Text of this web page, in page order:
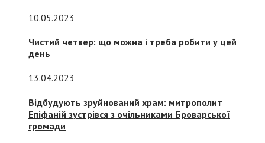
10.05.2023
Чистий четвер: що можна і треба робити у цей
день
13.04.2023
Відбудують зруйнований храм: митрополит
Епіфаній зустрівся з очільниками Броварської
громади